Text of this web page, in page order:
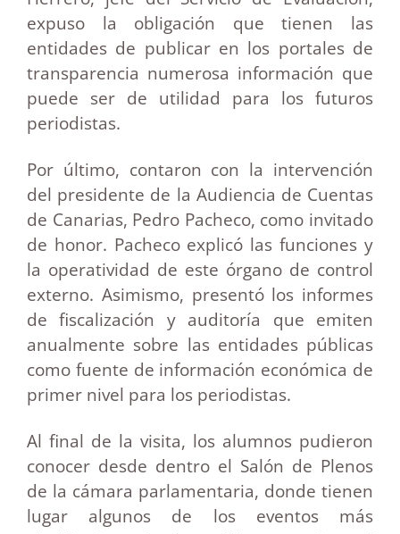
expuso la obligación que tienen las
entidades de publicar en los portales de
transparencia numerosa información que
puede ser de utilidad para los futuros
periodistas.
Por último, contaron con la intervención
del presidente de la Audiencia de Cuentas
de Canarias, Pedro Pacheco, como invitado
de honor. Pacheco explicó las funciones y
la operatividad de este órgano de control
externo. Asimismo, presentó los informes
de fiscalización y auditoría que emiten
anualmente sobre las entidades públicas
como fuente de información económica de
primer nivel para los periodistas.
Al final de la visita, los alumnos pudieron
conocer desde dentro el Salón de Plenos
de la cámara parlamentaria, donde tienen
lugar algunos de los eventos más